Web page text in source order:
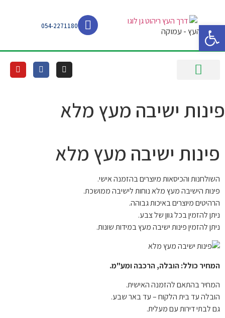
דרך העץ - עמוקה 054-2271180
פינות ישיבה מעץ מלא
פינות ישיבה מעץ מלא
השולחנות והכיסאות מיוצרים בהזמנה אישי.
פינות הישיבה מעץ מלא נוחות לישיבה ממושכת.
הרהיטים מיוצרים באיכות גבוהה.
ניתן להזמין בכל גוון של צבע.
ניתן להזמין פינות ישיבה מעץ במידות שונות.
המחיר כולל: הובלה, הרכבה ומע"מ.
המחיר בהתאם להזמנה האישית.
הובלה עד בית הלקוח – עד באר שבע.
גם לבתי דירות עם מעלית.
פתח סרגל נגישות